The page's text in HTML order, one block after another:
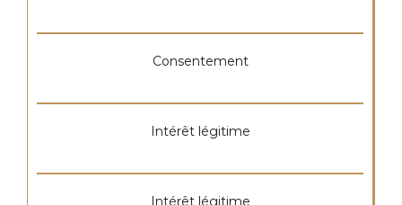
Consentement
Intérêt légitime
Intérêt légitime